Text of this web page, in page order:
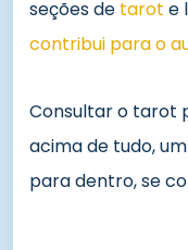
seções de tarot e
contribui para o
Consultar o tarot
acima de tudo,
para dentro, se